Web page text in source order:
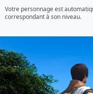
Votre personnage est
correspondant à son niveau.